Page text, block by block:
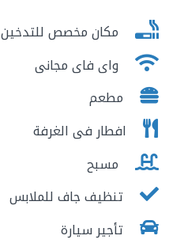
مكان مخصص للتدخين
واى فاى مجانى
مطعم
افطار فى الغرفة
مسبح
تنظيف جاف للملابس
تأجير سيارة